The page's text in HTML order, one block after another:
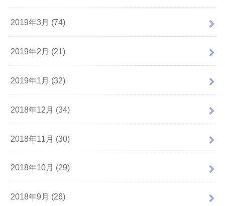
2019年3月 (74)
2019年2月 (21)
2019年1月 (32)
2018年12月 (34)
2018年11月 (30)
2018年10月 (29)
2018年9月 (26)